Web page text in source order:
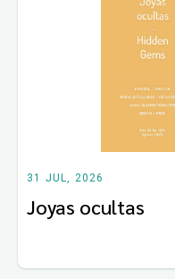
31 JUL, 2026
Joyas ocultas